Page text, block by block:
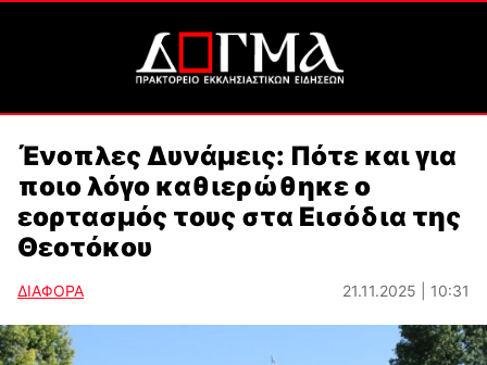
Ένοπλες Δυνάμεις: Πότε και για
ποιο λόγο καθιερώθηκε ο
εορτασμός τους στα Εισόδια της
Θεοτόκου
ΔΙΑΦΟΡΑ 21.11.2025 | 10:31